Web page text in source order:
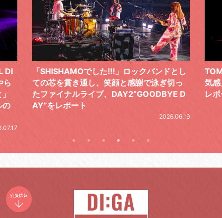
し
っ
D
TOMOO、３台の鍵盤で「6月から7月の空
気感」を鮮やかに描いた、FC限定ライブを
レポート
筋
の
と